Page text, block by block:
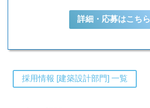
詳細・応募はこちら
採用情報 [建築設計部門] 一覧